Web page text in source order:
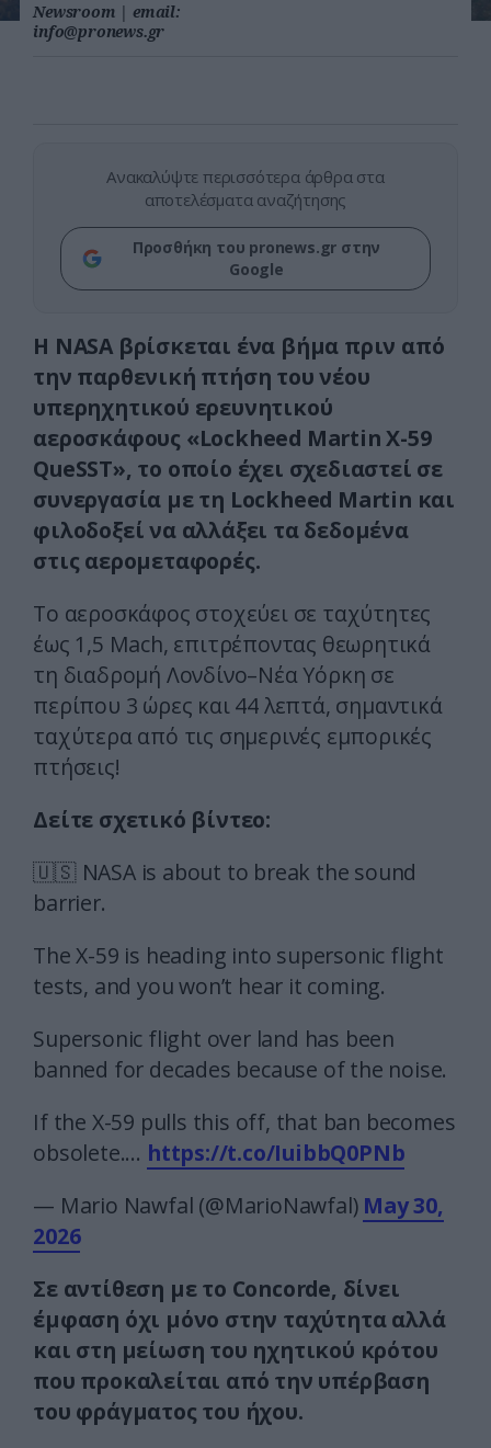
Newsroom | email:
info@pronews.gr
Ανακαλύψτε περισσότερα άρθρα στα
αποτελέσματα αναζήτησης
Προσθήκη του pronews.gr στην
Google
Η NASA βρίσκεται ένα βήμα πριν από
την παρθενική πτήση του νέου
υπερηχητικού ερευνητικού
αεροσκάφους «Lockheed Martin X-59
QueSST», το οποίο έχει σχεδιαστεί σε
συνεργασία με τη Lockheed Martin και
φιλοδοξεί να αλλάξει τα δεδομένα
στις αερομεταφορές.
Το αεροσκάφος στοχεύει σε ταχύτητες
έως 1,5 Mach, επιτρέποντας θεωρητικά
τη διαδρομή Λονδίνο–Νέα Υόρκη σε
περίπου 3 ώρες και 44 λεπτά, σημαντικά
ταχύτερα από τις σημερινές εμπορικές
πτήσεις!
Δείτε σχετικό βίντεο:
🇺🇸 NASA is about to break the sound
barrier.
The X-59 is heading into supersonic flight
tests, and you won’t hear it coming.
Supersonic flight over land has been
banned for decades because of the noise.
If the X-59 pulls this off, that ban becomes
obsolete.… https://t.co/IuibbQ0PNb
— Mario Nawfal (@MarioNawfal) May 30,
2026
Σε αντίθεση με το Concorde, δίνει
έμφαση όχι μόνο στην ταχύτητα αλλά
και στη μείωση του ηχητικού κρότου
που προκαλείται από την υπέρβαση
του φράγματος του ήχου.